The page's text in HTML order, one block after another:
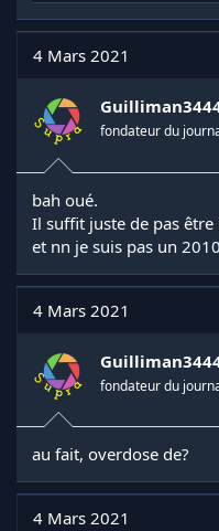
a
c
t
i
n
s
:
4 Mars 2021
fondateur du
bah oué.
Il suffit juste de pas
et nn je suis pas un
4 Mars 2021
fondateur du
au fait, overdose de?
4 Mars 2021